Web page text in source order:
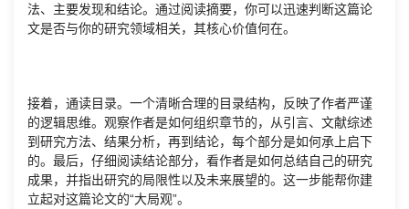
法、主要发现和结论。通过阅读摘要，你可以迅速判断这篇论
文是否与你的研究领域相关，其核心价值何在。
接着，通读目录。一个清晰合理的目录结构，反映了作者严谨
的逻辑思维。观察作者是如何组织章节的，从引言、文献综述
到研究方法、结果分析，再到结论，每个部分是如何承上启下
的。最后，仔细阅读结论部分，看作者是如何总结自己的研究
成果，并指出研究的局限性以及未来展望的。这一步能帮你建
立起对这篇论文的“大局观”。